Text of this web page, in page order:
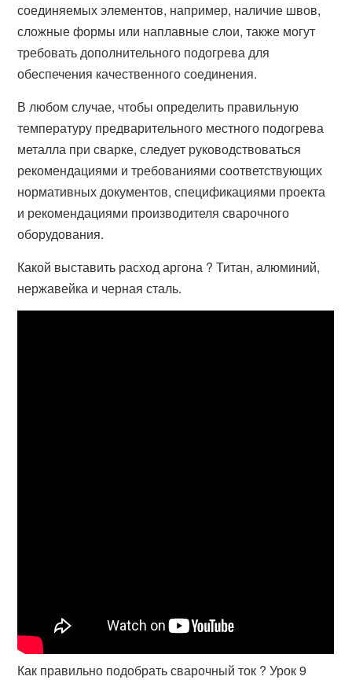
соединяемых элементов, например, наличие швов,
сложные формы или наплавные слои, также могут
требовать дополнительного подогрева для
обеспечения качественного соединения.
В любом случае, чтобы определить правильную
температуру предварительного местного подогрева
металла при сварке, следует руководствоваться
рекомендациями и требованиями соответствующих
нормативных документов, спецификациями проекта
и рекомендациями производителя сварочного
оборудования.
Какой выставить расход аргона ? Титан, алюминий,
нержавейка и черная сталь.
Как правильно подобрать сварочный ток ? Урок 9